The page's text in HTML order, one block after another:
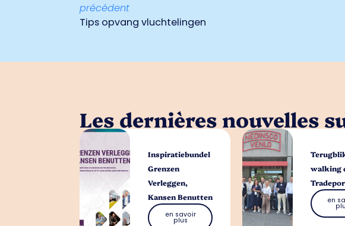
précédent
Tips opvang vluchtelingen
Les dernières nouvelles
Inspiratiebundel
Grenzen
Verleggen,
Kansen Benutten
en savoir
plus
walking
en